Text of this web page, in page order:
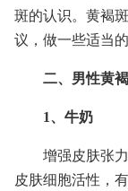
斑的认识。黄褐
议，做一些适当
二、男性黄
1、牛奶
增强皮肤张
皮肤细胞活性，